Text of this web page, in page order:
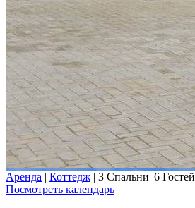
Аренда | Коттедж | 3 Спальни| 6 Гостей
Посмотреть календарь